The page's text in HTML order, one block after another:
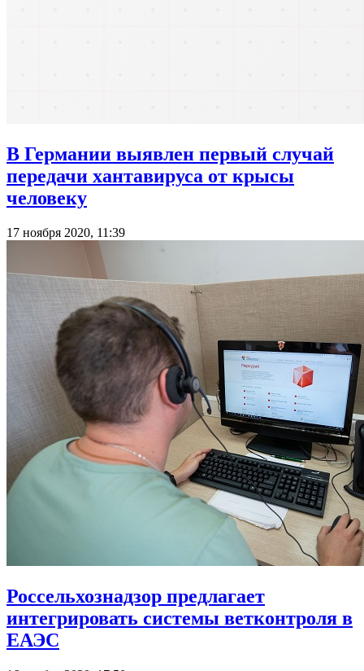
В Германии выявлен первый случай
передачи хантавируса от крысы
человеку
17 ноября 2020, 11:39
Россельхознадзор предлагает
интегрировать системы ветконтроля в
ЕАЭС